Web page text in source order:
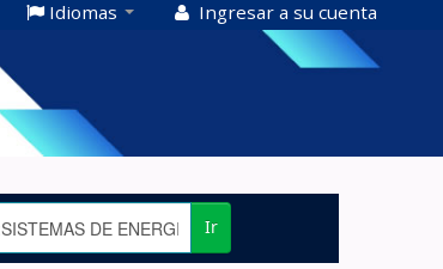
Idiomas Ingresar a su cuenta
Ir